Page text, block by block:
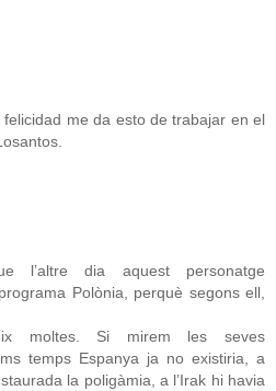
me da esto de trabajar en el
l’altre dia aquest personatge
Polònia, perquè segons ell,
moltes. Si mirem les seves
temps Espanya ja no existiria, a
la poligàmia, a l’Irak hi havia